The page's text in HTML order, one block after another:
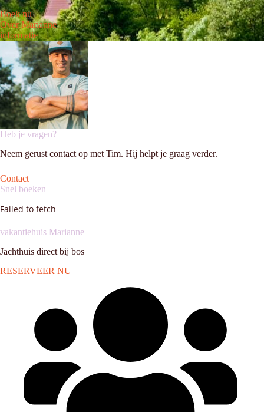
Boek nu
Over Marianne
informatie
Heb je vragen?
Neem gerust contact op met Tim. Hij helpt je graag verder.
Contact
Snel boeken
Failed to fetch
vakantiehuis Marianne
Jachthuis direct bij bos
RESERVEER NU